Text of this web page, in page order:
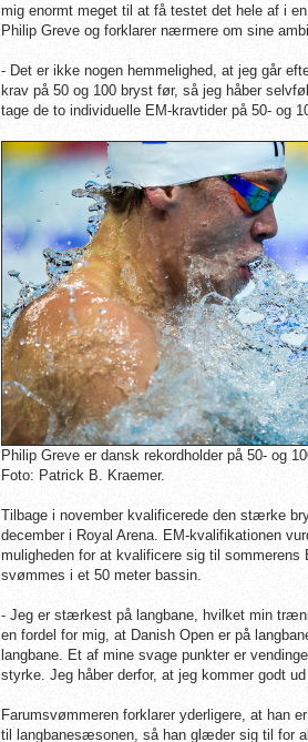
mig enormt meget til at få testet det hele af i
Philip Greve og forklarer nærmere om sine
- Det er ikke nogen hemmelighed, at jeg går
krav på 50 og 100 bryst før, så jeg håber
tage de to individuelle EM-kravtider på 50- og
Philip Greve er dansk rekordholder på 50- og
Foto: Patrick B. Kraemer.
Tilbage i november kvalificerede den stærke
december i Royal Arena. EM-kvalifikationen
muligheden for at kvalificere sig til
svømmes i et 50 meter bassin.
- Jeg er stærkest på langbane, hvilket min
en fordel for mig, at Danish Open er på
langbane. Et af mine svage punkter er
styrke. Jeg håber derfor, at jeg kommer godt
Farumsvømmeren forklarer yderligere, at han
til langbanesæsonen, så han glæder sig til for